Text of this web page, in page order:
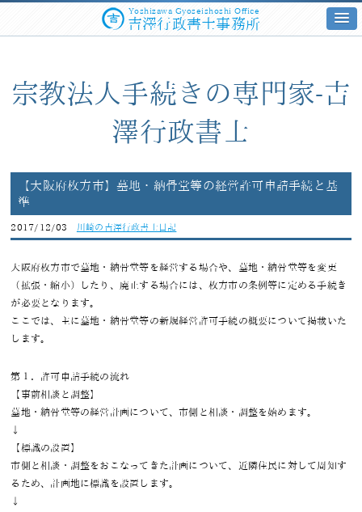
Yoshizawa Gyoseishoshi Office
吉澤行政書士事務所
宗教法人手続きの専門家-吉
澤行政書士
【大阪府枚方市】墓地・納骨堂等の経営許可申請手続と基
準
2017/12/03 川崎の吉澤行政書士日記
大阪府枚方市で墓地・納骨堂等を経営する場合や、墓地・納骨堂等を変更
（拡張・縮小）したり、廃止する場合には、枚方市の条例等に定める手続き
が必要となります。
ここでは、主に墓地・納骨堂等の新規経営許可手続の概要について掲載いた
します。
第１．許可申請手続の流れ
【事前相談と調整】
墓地・納骨堂等の経営計画について、市側と相談・調整を始めます。
↓
【標識の設置】
市側と相談・調整をおこなってきた計画について、近隣住民に対して周知す
るため、計画地に標識を設置します。
↓